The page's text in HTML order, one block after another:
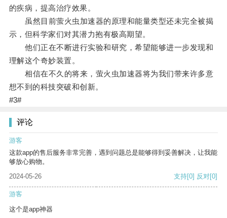
的疾病，提高治疗效果。
虽然目前萤火虫加速器的原理和能量类型还未完全被揭
示，但科学家们对其潜力抱有极高期望。
他们正在不断进行实验和研究，希望能够进一步发现和
理解这个奇妙装置。
相信在不久的将来，萤火虫加速器将为我们带来许多意
想不到的科技突破和创新。
#3#
评论
游客
这款app的售后服务非常完善，遇到问题总是能够得到妥善解决，让我能
够放心购物。
2024-05-26
支持[0] 反对[0]
游客
这个是app神器